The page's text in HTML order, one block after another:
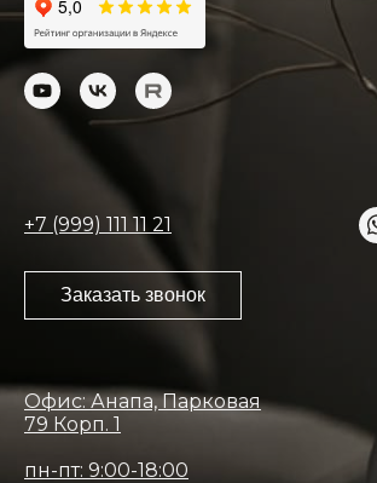
Офис: Анапа, Парковая
79 Корп. 1
пн-пт: 9:00-18:00
+7 (999) 111 11 21
Заказать звонок